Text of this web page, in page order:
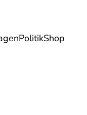
PolitikShop
Verträge